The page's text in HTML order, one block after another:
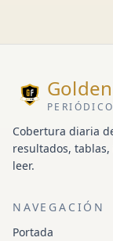
Cobertura diaria
resultados,
leer.
NAVEGACIÓN
Portada